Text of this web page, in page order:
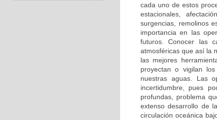
cada uno de estos
estacionales,
surgencias, remolinos
importancia en las
futuros. Conocer las
atmosféricas que así la
las mejores
proyectan o vigilan
nuestras aguas. Las
incertidumbre, pues
profundas, problema
extenso desarrollo de
circulación oceánica